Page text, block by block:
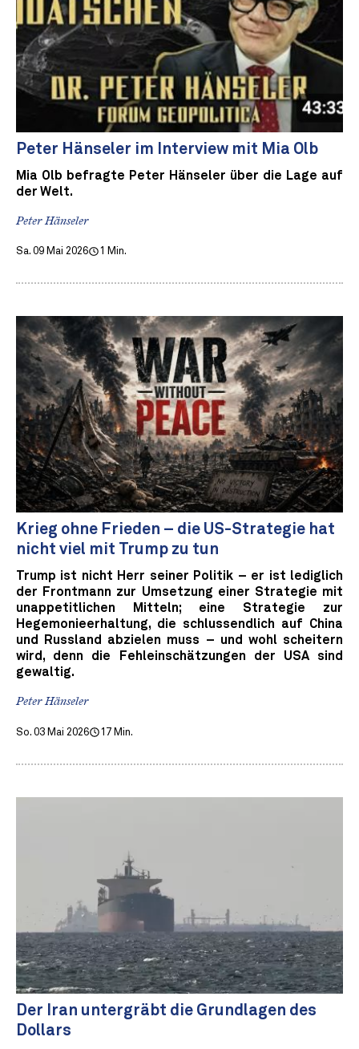
Peter Hänseler im Interview mit Mia Olb
Mia Olb befragte Peter Hänseler über die Lage auf
der Welt.
Peter Hänseler
Sa. 09 Mai 2026 1 Min.
Krieg ohne Frieden – die US-Strategie hat
nicht viel mit Trump zu tun
Trump ist nicht Herr seiner Politik – er ist lediglich
der Frontmann zur Umsetzung einer Strategie mit
unappetitlichen Mitteln; eine Strategie zur
Hegemonieerhaltung, die schlussendlich auf China
und Russland abzielen muss – und wohl scheitern
wird, denn die Fehleinschätzungen der USA sind
gewaltig.
Peter Hänseler
So. 03 Mai 2026 17 Min.
Der Iran untergräbt die Grundlagen des
Dollars